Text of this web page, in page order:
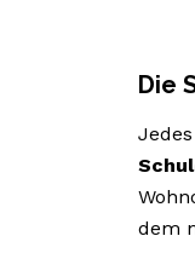
Die
dem